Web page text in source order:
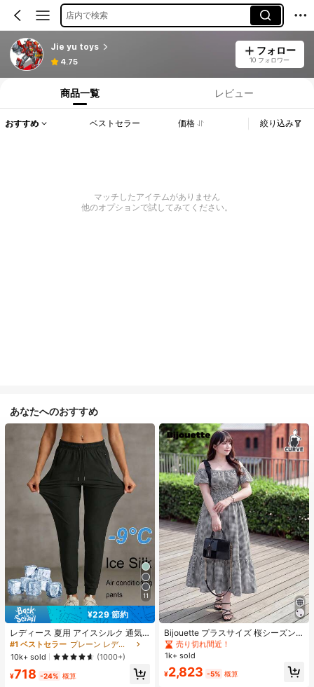
店内で検索
Jie yu toys
4.75
フォロー
10 フォロワー
商品一覧 レビュー
おすすめ ベストセラー 価格 絞り込み
マッチしたアイテムがありません
他のオプションで試してみてください。
あなたへのおすすめ
11
¥229 節約
レディース 夏用 アイスシルク 通気
性 ランニングパンツ、速乾 軽量 ス
ポーツパンツ ジッパーポケット & ウ
エストバンド付き フィットネス & ジ
ョギング用 ブラック、アスレジャー
#1 ベストセラー
プレーン レディースパンツ
10k+ sold
(1000+)
¥718 -24% 概算
Bijouette プラスサイズ 桜シーズン
終了限定版 ブラック&ホワイト ノー
スリーブ タイダイドレス バルーンス
ンスカート
#1 ベストセラー
に Aライン プラスサイズのドレス
売り切れ間近！
#1 ベストセラー
売り切れ間近！
#1 ベストセラー
売り切れ間近！
#1 ベストセラー
売り切れ間近！
1k+ sold
¥2,823 -5% 概算